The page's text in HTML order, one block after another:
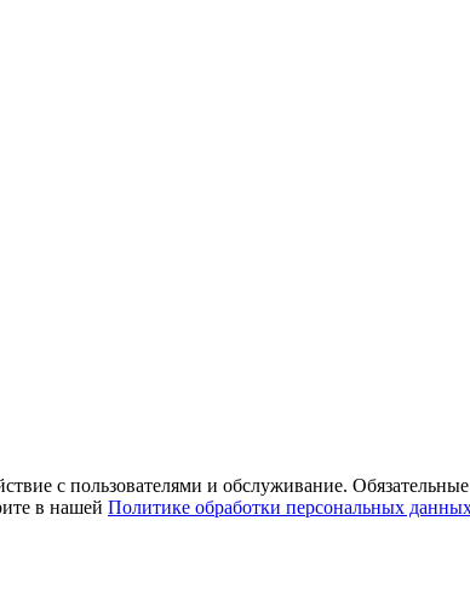
с пользователями и обслуживание.
в нашей Политике обработки персональных